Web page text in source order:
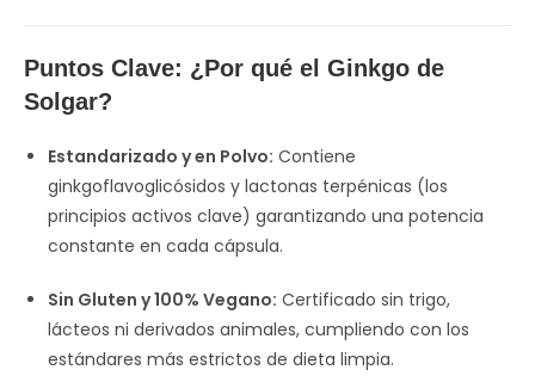
Puntos Clave: ¿Por qué el Ginkgo de
Solgar?
Estandarizado y en Polvo: Contiene
ginkgoflavoglicósidos y lactonas terpénicas (los
principios activos clave) garantizando una potencia
constante en cada cápsula.
Sin Gluten y 100% Vegano: Certificado sin trigo,
lácteos ni derivados animales, cumpliendo con los
estándares más estrictos de dieta limpia.